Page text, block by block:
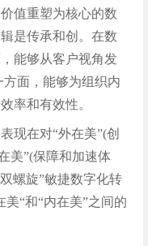
值重塑为核心的数
是传承和创。在数
能够从客户视角发
面，能够为组织内
率和有效性。
现在对“外在美”(创
美”(保障和加速体
螺旋”敏捷数字化转
“和“内在美”之间的